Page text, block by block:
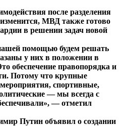
после разделения
МВД также готово
в решении задач новой
помощью будем решать
у них в положении в
обеспечение правопорядка и
Потому что крупные
спортивные,
— мы всегда с
— отметил
Путин объявил о создании